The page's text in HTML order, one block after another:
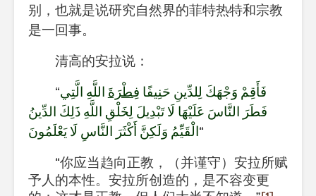
别，也就是说研究自然界的菲特热特和宗教
是一回事。
清高的安拉说：
“
فَأَقِمْ وَجْهَكَ لِلدِّينِ حَنِيفًا فِطْرَةَ اللَّهِ الَّتِي
فَطَرَ النَّاسَ عَلَيْهَا لَا تَبْدِيلَ لِخَلْقِ اللَّهِ ذَلِكَ الدِّينُ
الْقَيِّمُ وَلَكِنَّ أَكْثَرَ النَّاسِ لَا يَعْلَمُونَ“
“你应当趋向正教，（并谨守）安拉所赋
予人的本性。安拉所创造的，是不容变更